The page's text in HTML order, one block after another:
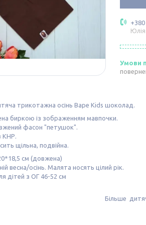
Юлія
трикотажна осінь Bape Kids шоколад.
биркою із зображенням мавпочки.
фасон "петушок".
КНР.
щільна, подвійна.
см (довжена)
весна/осінь. Малята носять цілий рік.
дітей з ОГ 46-52 см
Більше